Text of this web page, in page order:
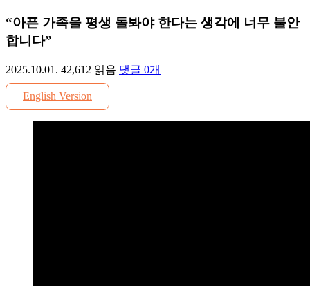
“아픈 가족을 평생 돌봐야 한다는 생각에 너무 불안
합니다”
2025.10.01. 42,612 읽음 댓글 0개
English Version